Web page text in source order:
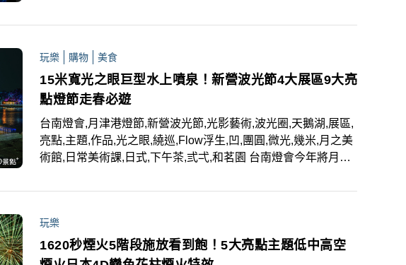
場採線上預約免費參觀，藝術家奈良美智日前更出席開幕記者
玩樂 購物 美食
15米寬光之眼巨型水上噴泉！新營波光節4大展區9大亮
點燈節走春必遊
台南燈會,月津港燈節,新營波光節,光影藝術,波光圈,天鵝湖,展區,
亮點,主題,作品,光之眼,繞巡,Flow浮生,凹,團圓,微光,幾米,月之美
術館,日常美術課,日式,下午茶,弎弌,和茗園 台南燈會今年將月津
藝術為核心，於新營天鵝湖打造4大展區，9大亮點主題作品搶
節序幕，另有充滿台南味的電音作品，以及各式特色大型藝術裝
置必拍打卡！同步於新營文化中心設置療癒暖心的「團圓‧微
光」幾米戶外藝術裝置展，是春節連假走春必遊景點之一！
玩樂
1620秒煙火5階段施放看到飽！5大亮點主題低中高空